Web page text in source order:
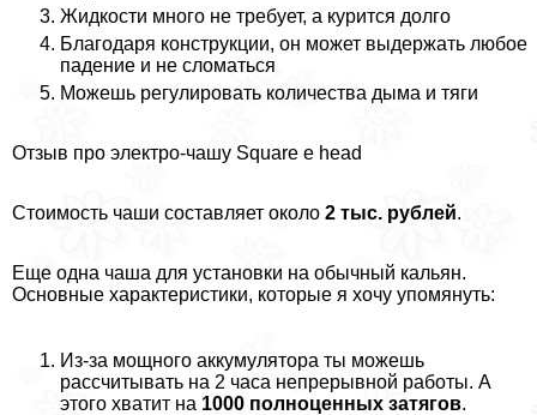
Жидкости много не требует, а курится долго
Благодаря конструкции, он может выдержать любое
падение и не сломаться
Можешь регулировать количества дыма и тяги
Отзыв про электро-чашу Square e head
Стоимость чаши составляет около 2 тыс. рублей.
Еще одна чаша для установки на обычный кальян.
Основные хаpaктеристики, которые я хочу упомянуть:
Из-за мощного аккумулятора ты можешь
рассчитывать на 2 часа непрерывной работы. А
этого хватит на 1000 полноценных затягов.